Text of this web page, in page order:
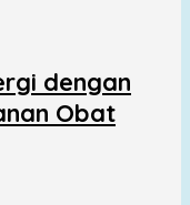
dengan
Obat